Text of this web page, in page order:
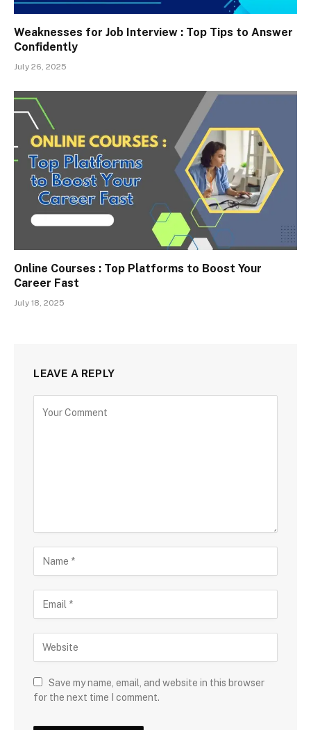
Weaknesses for Job Interview : Top Tips to Answer
Confidently
July 26, 2025
Online Courses : Top Platforms to Boost Your
Career Fast
July 18, 2025
LEAVE A REPLY
Save my name, email, and website in this browser
for the next time I comment.